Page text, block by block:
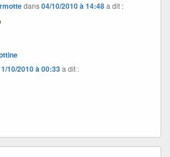
dans04/10/2010 à 14:48 a dit :
10/2010 à 00:33a dit :